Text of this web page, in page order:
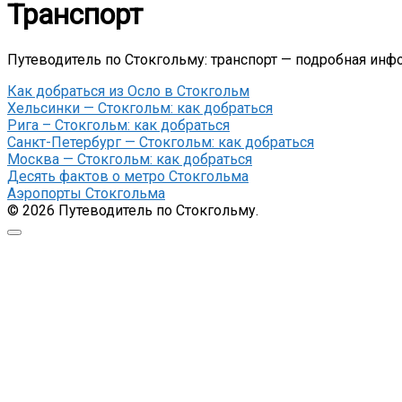
Транспорт
Путеводитель по Стокгольму: транспорт — подробная
Как добраться из Осло в Стокгольм
Хельсинки — Стокгольм: как добраться
Рига – Стокгольм: как добраться
Санкт-Петербург — Стокгольм: как добраться
Москва — Стокгольм: как добраться
Десять фактов о метро Стокгольма
Аэропорты Стокгольма
© 2026 Путеводитель по Стокгольму.